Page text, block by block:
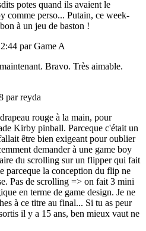
potes quand ils avaient le
comme perso... Putain, ce week-
à un jeu de baston !
par Game A
Bravo. Très aimable.
par reyda
rouge à la main, pour
Kirby pinball. Parceque c'était un
être bien exigeant pour oublier
demander à une game boy
du scrolling sur un flipper qui fait
parceque la conception du flip ne
Pas de scrolling => on fait 3 mini
en terme de game design. Je ne
à ce titre au final... Si tu as peur
il y a 15 ans, ben mieux vaut ne